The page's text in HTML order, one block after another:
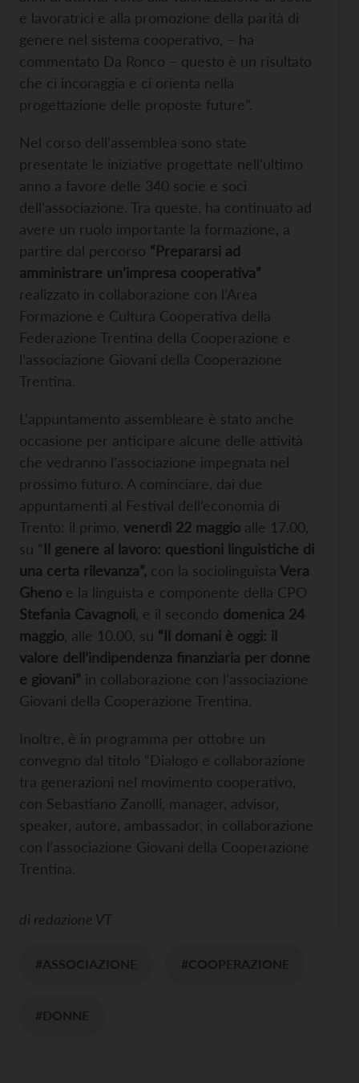
e lavoratrici e alla promozione della parità di
genere nel sistema cooperativo, – ha
commentato Da Ronco – questo è un risultato
che ci incoraggia e ci orienta nella
progettazione delle proposte future”.
Nel corso dell’assemblea sono state
presentate le iniziative progettate nell’ultimo
anno a favore delle 340 socie e soci
dell’associazione. Tra queste, ha continuato ad
avere un ruolo importante la formazione, a
partire dal percorso “Prepararsi ad
amministrare un’impresa cooperativa”
realizzato in collaborazione con l’Area
Formazione e Cultura Cooperativa della
Federazione Trentina della Cooperazione e
l’associazione Giovani della Cooperazione
Trentina.
L’appuntamento assembleare è stato anche
occasione per anticipare alcune delle attività
che vedranno l’associazione impegnata nel
prossimo futuro. A cominciare, dai due
appuntamenti al Festival dell’economia di
Trento: il primo, venerdì 22 maggio alle 17.00,
su “Il genere al lavoro: questioni linguistiche di
una certa rilevanza”, con la sociolinguista Vera
Gheno e la linguista e componente della CPO
Stefania Cavagnoli , e il secondo domenica 24
maggio , alle 10.00, su “Il domani è oggi: il
valore dell’indipendenza finanziaria per donne
e giovani” in collaborazione con l’associazione
Giovani della Cooperazione Trentina.
Inoltre, è in programma per ottobre un
convegno dal titolo “Dialogo e collaborazione
tra generazioni nel movimento cooperativo,
con Sebastiano Zanolli, manager, advisor,
speaker, autore, ambassador, in collaborazione
con l’associazione Giovani della Cooperazione
Trentina.
di redazione VT
#ASSOCIAZIONE #COOPERAZIONE
#DONNE